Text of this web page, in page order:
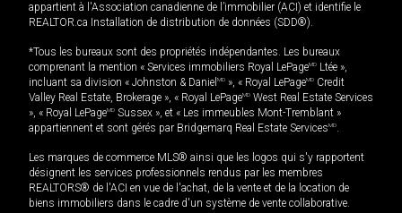
appartient à l'Association canadienne de l’immobilier (ACI) et identifie le
REALTOR.ca Installation de distribution de données (SDD®).
*Tous les bureaux sont des propriétés indépendantes. Les bureaux
comprenant la mention « Services immobiliers Royal LePageMD Ltée »,
incluant sa division « Johnston & Daniel MD », « Royal LePageMD Credit
Valley Real Estate, Brokerage », « Royal LePageMD West Real Estate Services
», « Royal LePageMD Sussex », et « Les immeubles Mont-Tremblant »
appartiennent et sont gérés par Bridgemarq Real Estate ServicesMD.
Les marques de commerce MLS® ainsi que les logos qui s'y rapportent
désignent les services professionnels rendus par les membres
REALTORS® de l'ACI en vue de l'achat, de la vente et de la location de
biens immobiliers dans le cadre d'un système de vente collaborative.